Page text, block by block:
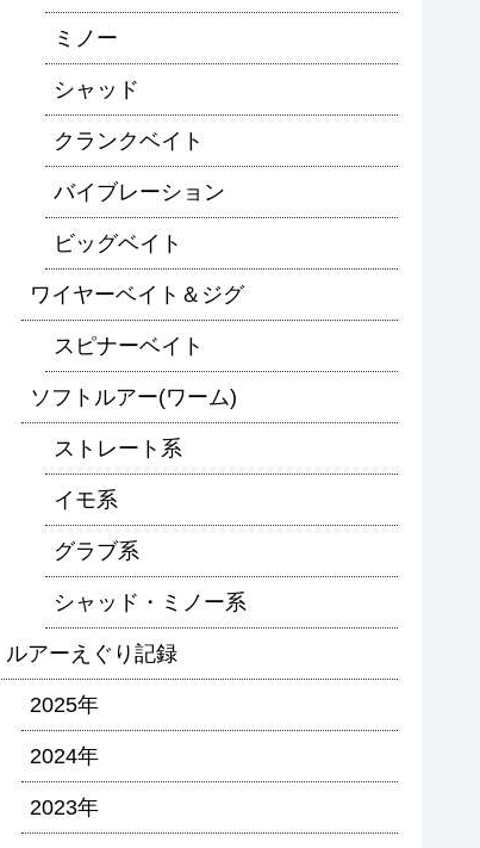
ミノー
シャッド
クランクベイト
バイブレーション
ビッグベイト
ワイヤーベイト＆ジグ
スピナーベイト
ソフトルアー(ワーム)
ストレート系
イモ系
グラブ系
シャッド・ミノー系
ルアーえぐり記録
2025年
2024年
2023年